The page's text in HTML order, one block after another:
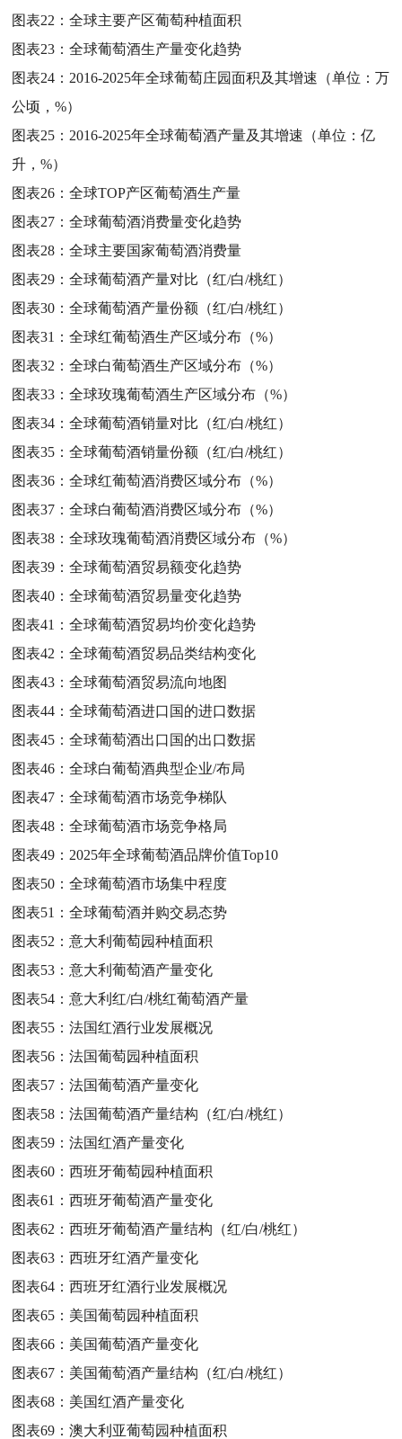
图表22：全球主要产区葡萄种植面积
图表23：全球葡萄酒生产量变化趋势
图表24： 2016-2025年全球葡萄庄园面积及其增速（单位：万
公顷，%）
图表25： 2016-2025年全球葡萄酒产量及其增速（单位：亿
升，%）
图表26：全球TOP产区葡萄酒生产量
图表27：全球葡萄酒消费量变化趋势
图表28：全球主要国家葡萄酒消费量
图表29：全球葡萄酒产量对比（红/白/桃红）
图表30：全球葡萄酒产量份额（红/白/桃红）
图表31：全球红葡萄酒生产区域分布（%）
图表32：全球白葡萄酒生产区域分布（%）
图表33：全球玫瑰葡萄酒生产区域分布（%）
图表34：全球葡萄酒销量对比（红/白/桃红）
图表35：全球葡萄酒销量份额（红/白/桃红）
图表36：全球红葡萄酒消费区域分布（%）
图表37：全球白葡萄酒消费区域分布（%）
图表38：全球玫瑰葡萄酒消费区域分布（%）
图表39：全球葡萄酒贸易额变化趋势
图表40：全球葡萄酒贸易量变化趋势
图表41：全球葡萄酒贸易均价变化趋势
图表42：全球葡萄酒贸易品类结构变化
图表43：全球葡萄酒贸易流向地图
图表44：全球葡萄酒进口国的进口数据
图表45：全球葡萄酒出口国的出口数据
图表46：全球白葡萄酒典型企业/布局
图表47：全球葡萄酒市场竞争梯队
图表48：全球葡萄酒市场竞争格局
图表49： 2025年全球葡萄酒品牌价值Top10
图表50：全球葡萄酒市场集中程度
图表51：全球葡萄酒并购交易态势
图表52：意大利葡萄园种植面积
图表53：意大利葡萄酒产量变化
图表54：意大利红/白/桃红葡萄酒产量
图表55：法国红酒行业发展概况
图表56：法国葡萄园种植面积
图表57：法国葡萄酒产量变化
图表58：法国葡萄酒产量结构（红/白/桃红）
图表59：法国红酒产量变化
图表60：西班牙葡萄园种植面积
图表61：西班牙葡萄酒产量变化
图表62：西班牙葡萄酒产量结构（红/白/桃红）
图表63：西班牙红酒产量变化
图表64：西班牙红酒行业发展概况
图表65： 美国葡萄园种植面积
图表66： 美国葡萄酒产量变化
图表67： 美国葡萄酒产量结构（红/白/桃红）
图表68： 美国红酒产量变化
图表69：澳大利亚葡萄园种植面积